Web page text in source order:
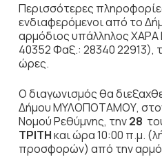
Περισσότερες
ενδιαφερόμενοι από το
αρμόδιος υπάλληλος ΧΑΡΑ
40352 Φαξ.: 28340 22913),
ώρες.
Ο διαγωνισμός θα
Δήμου ΜΥΛΟΠΟΤΑΜΟΥ,
Νομού Ρεθύμνης, την28
ΤΡΙΤΗκαι ώρα 10:00 π.μ.
προσφορών) από την